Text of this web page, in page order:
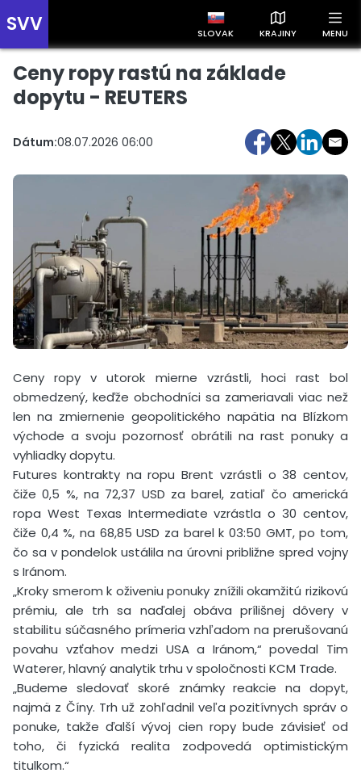
SVV SLOVAK KRAJINY MENU
Prehľad správ podľa krajín
Zobrazte si správy rozdelené podľa krajín a získajte rýchly
prehľad o dianí vo svete.
Slovensko
Ceny ropy rastú na základe
dopytu - REUTERS
Dátum:08.07.2026 06:00
Ceny ropy v utorok mierne vzrástli, hoci rast bol
obmedzený, keďže obchodníci sa zameriavali viac než
len na zmiernenie geopolitického napätia na Blízkom
východe a svoju pozornosť obrátili na rast ponuky a
vyhliadky dopytu.
Futures kontrakty na ropu Brent vzrástli o 38 centov,
čiže 0,5 %, na 72,37 USD za barel, zatiaľ čo americká
ropa West Texas Intermediate vzrástla o 30 centov,
čiže 0,4 %, na 68,85 USD za barel k 03:50 GMT, po tom,
čo sa v pondelok ustálila na úrovni približne spred vojny
s Iránom.
„Kroky smerom k oživeniu ponuky znížili okamžitú rizikovú
prémiu, ale trh sa naďalej obáva prílišnej dôvery v
stabilitu súčasného prímeria vzhľadom na prerušovanú
povahu vzťahov medzi USA a Iránom,“ povedal Tim
Waterer, hlavný analytik trhu v spoločnosti KCM Trade.
„Budeme sledovať skoré známky reakcie na dopyt,
najmä z Číny. Trh už zohľadnil veľa pozitívnych správ o
ponuke, takže ďalší vývoj cien ropy bude závisieť od
toho, či fyzická realita zodpovedá optimistickým
titulkom.“